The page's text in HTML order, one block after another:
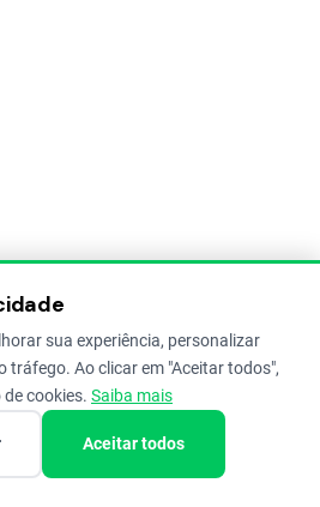
sua experiência, personalizar
tráfego. Ao clicar em "Aceitar todos",
cookies. Saiba mais
Aceitar todos